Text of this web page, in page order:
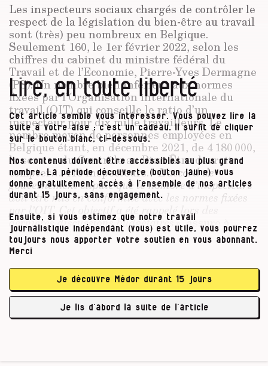
Les inspecteurs sociaux chargés de contrôler le
respect de la législation du bien-être au travail
sont (très) peu nombreux en Belgique.
Seulement 160, le 1er février 2022, selon les
chiffres du cabinet du ministre fédéral du
Travail et de l’Economie, Pierre-Yves Dermagne
(PS). Un nombre bien inférieur aux normes
fixées par l’Organisation internationale du
travail (OIT) qui conseille le ratio d’un
inspecteur pour dix mille travailleurs. Le
nombre moyen de personnes employées en
Belgique étant, en décembre 2021, de 4 180 000,
le service du Contrôle au Bien-Être devrait
compter… 418 inspecteurs. «L’accord de
gouvernement stipule que le nombre d’inspecteurs
doit être mis en conformité avec les normes fixées
par l’OIT. Cet objectif a été rappelé lors des
dernières discussions budgétaires», assure à
Médor le cabinet Dermagne.
Il y a 160 inspecteurs du …
Lire, en toute liberté
Cet article semble vous intéresser. Vous pouvez lire la
suite à votre aise : c’est un cadeau. Il suffit de cliquer
sur le bouton blanc, ci-dessous.
Nos contenus doivent être accessibles au plus grand
nombre. La période découverte (bouton jaune) vous
donne gratuitement accès à l’ensemble de nos articles
durant 15 jours, sans engagement.
Ensuite, si vous estimez que notre travail
journalistique indépendant (vous) est utile, vous pourrez
toujours nous apporter votre soutien en vous abonnant.
Merci
Je découvre Médor durant 15 jours
Je lis d’abord la suite de l’article